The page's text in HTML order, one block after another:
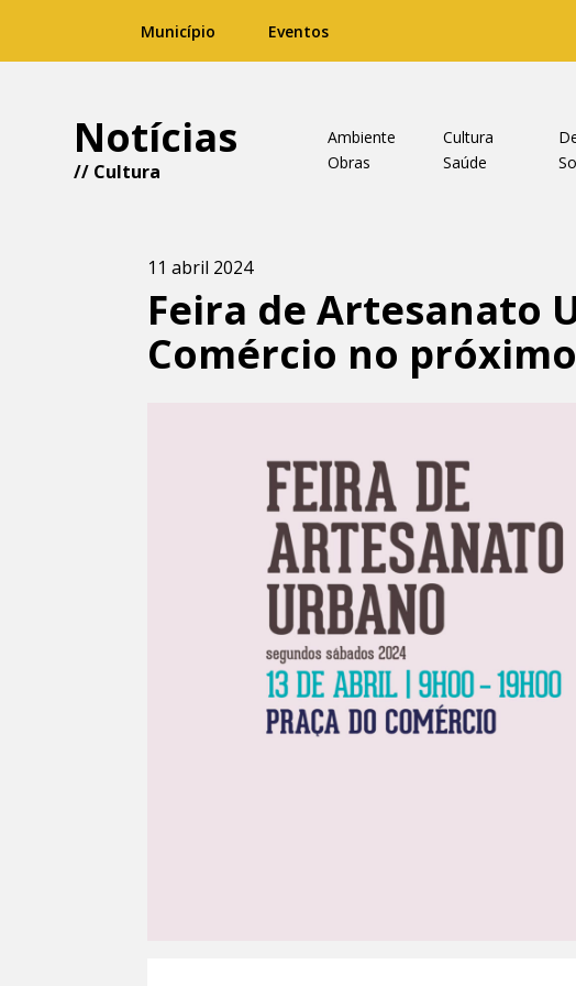
Município Eventos
Notícias
// Cultura
Ambiente Cultura
Obras
Saúde
11 abril 2024
Feira de Artesanato
Comércio no